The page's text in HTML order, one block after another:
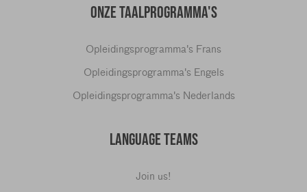
ONZE TAALPROGRAMMA'S
Opleidingsprogramma's Frans
Opleidingsprogramma's Engels
Opleidingsprogramma's Nederlands
LANGUAGE TEAMS
Join us!